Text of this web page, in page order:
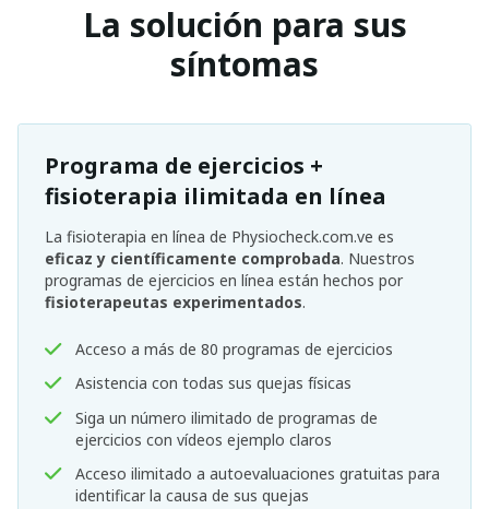
La solución para sus
síntomas
Programa de ejercicios +
fisioterapia ilimitada en línea
La fisioterapia en línea de Physiocheck.com.ve es
eficaz y científicamente comprobada. Nuestros
programas de ejercicios en línea están hechos por
fisioterapeutas experimentados.
Acceso a más de 80 programas de ejercicios
Asistencia con todas sus quejas físicas
Siga un número ilimitado de programas de
ejercicios con vídeos ejemplo claros
Acceso ilimitado a autoevaluaciones gratuitas para
identificar la causa de sus quejas